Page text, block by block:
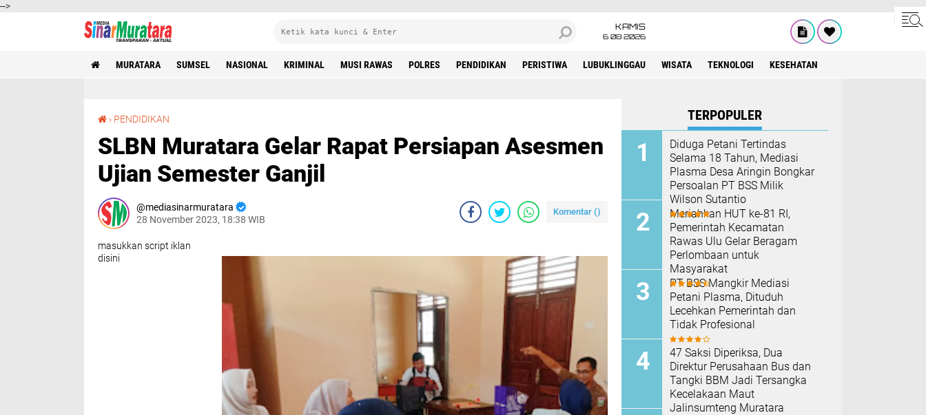
-->
KAMIS
6 08 2026
MURATARA SUMSEL NASIONAL KRIMINAL MUSI RAWAS POLRES PENDIDIKAN PERISTIWA LUBUKLINGGAU WISATA TEKNOLOGI KESEHATAN
› PENDIDIKAN
SLBN Muratara Gelar Rapat Persiapan Asesmen
Ujian Semester Ganjil
mediasinarmuratara
28 November 2023, 18:38 WIB
Komentar ()
masukkan script iklan
disini
TERPOPULER
Diduga Petani Tertindas
Selama 18 Tahun, Mediasi
Plasma Desa Aringin Bongkar
Persoalan PT BSS Milik
Wilson Sutantio
Meriahkan HUT ke-81 RI,
Pemerintah Kecamatan
Rawas Ulu Gelar Beragam
Perlombaan untuk
Masyarakat
PT BSS Mangkir Mediasi
Petani Plasma, Dituduh
Lecehkan Pemerintah dan
Tidak Profesional
47 Saksi Diperiksa, Dua
Direktur Perusahaan Bus dan
Tangki BBM Jadi Tersangka
Kecelakaan Maut
Jalinsumteng Muratara